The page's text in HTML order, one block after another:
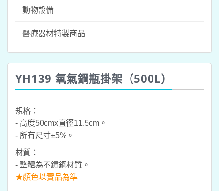
動物設備
醫療器材特製商品
YH139 氧氣鋼瓶掛架（500L）
規格：
- 高度50cmx直徑11.5cm。
- 所有尺寸±5%。
材質：
- 整體為不鏽鋼材質。
★顏色以實品為準